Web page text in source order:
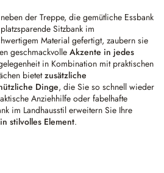
der Treppe, die gemütliche Essbank
Sitzbank im
Material gefertigt, zaubern sie
geschmackvolle Akzente in jedes
in Kombination mit praktischen
bietetzusätzliche
Dinge, die Sie so schnell wieder
Anziehhilfe oder fabelhafte
im Landhausstil erweitern Sie Ihre
stilvolles Element.